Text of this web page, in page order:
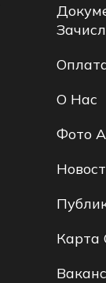
О Нас
Фото
Карта